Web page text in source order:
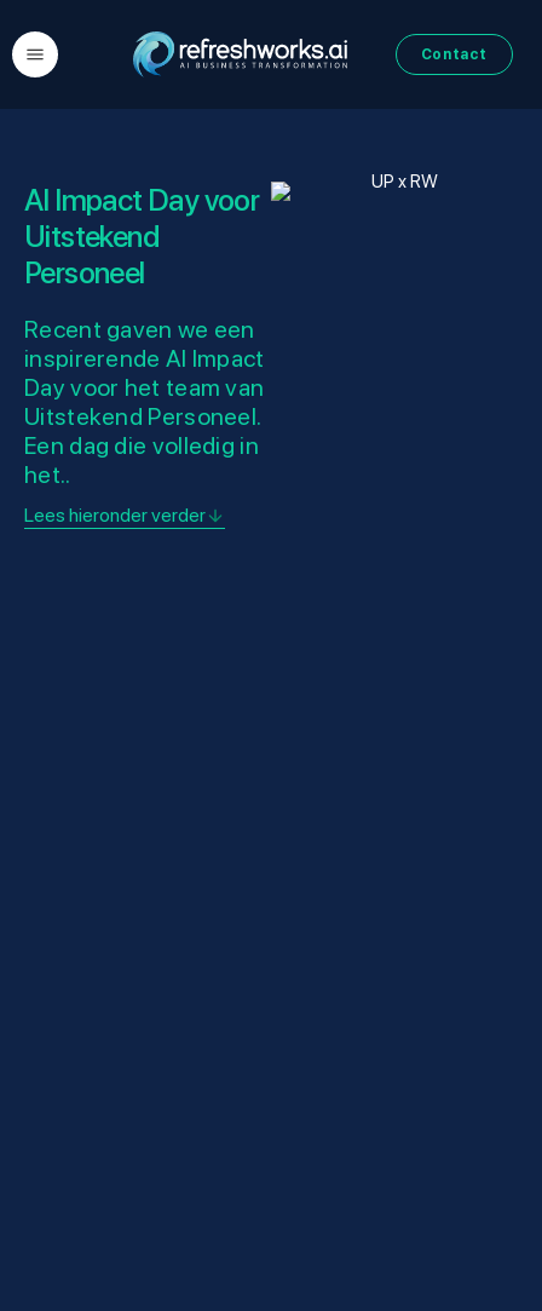
Contact
AI Impact Day voor
Uitstekend
Personeel
Recent gaven we een
inspirerende AI Impact
Day voor het team van
Uitstekend Personeel.
Een dag die volledig in
het..
Lees hieronder verder